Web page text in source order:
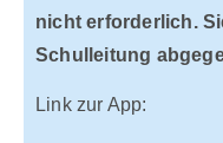
nicht erforderlich.
Schulleitung
Link zur App: